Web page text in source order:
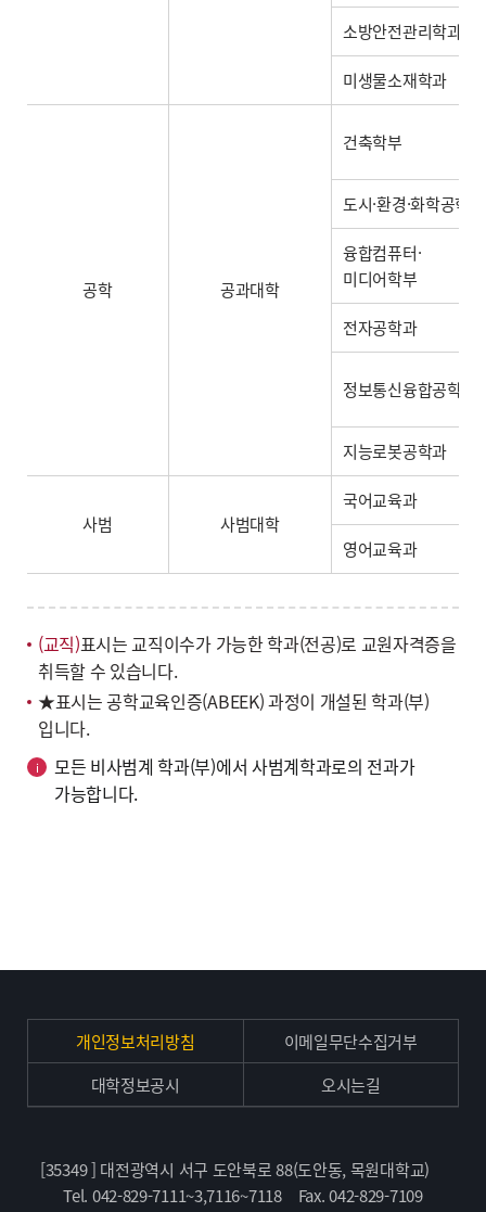
소방안전관리학과
미생물소재학과
공학 공과대학
건축학부
도시·환경·화학공학과
융합컴퓨터·
미디어학부
전자공학과
정보통신융합공학
지능로봇공학과
사범 사범대학
국어교육과
영어교육과
(교직)표시는 교직이수가 가능한 학과(전공)로 교원자격증을
취득할 수 있습니다.
★표시는 공학교육인증(ABEEK) 과정이 개설된 학과(부)
입니다.
모든 비사범계 학과(부)에서 사범계학과로의 전과가
가능합니다.
개인정보처리방침
이메일무단수집거부
대학정보공시
오시는길
[35349 ] 대전광역시 서구 도안북로 88(도안동, 목원대학교)
Tel. 042-829-7111~3,7116~7118
Fax. 042-829-7109